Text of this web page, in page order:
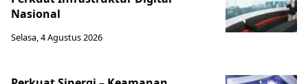
Nasional
Selasa, 4 Agustus 2026